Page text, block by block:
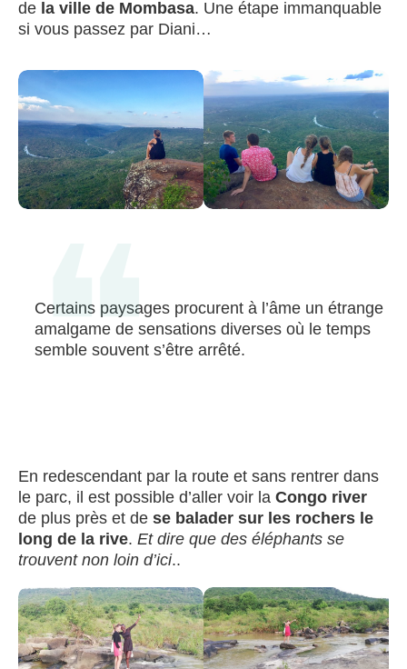
de la ville de Mombasa. Une étape immanquable
si vous passez par Diani…
Certains paysages procurent à l’âme un étrange
amalgame de sensations diverses où le temps
semble souvent s’être arrêté.
En redescendant par la route et sans rentrer dans
le parc, il est possible d’aller voir la Congo river
de plus près et de se balader sur les rochers le
long de la rive. Et dire que des éléphants se
trouvent non loin d’ici..